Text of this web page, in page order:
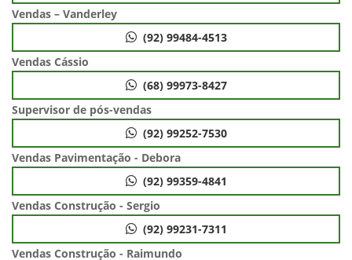
Vendas – Vanderley
(92) 99484-4513
Vendas Cássio
(68) 99973-8427
Supervisor de pós-vendas
(92) 99252-7530
Vendas Pavimentação - Debora
(92) 99359-4841
Vendas Construção - Sergio
(92) 99231-7311
Vendas Construção - Raimundo